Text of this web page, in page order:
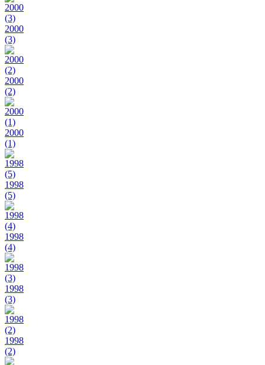
2000
(3)
2000
(2)
2000
(1)
1998
(5)
1998
(4)
1998
(3)
1998
(2)